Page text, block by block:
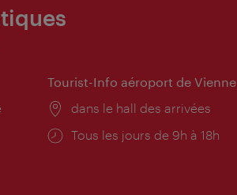
Tourist-Info aéroport de Vienne
Lieu:
dans le hall des arrivées
Horaires
Tous les jours de 9h à 18h